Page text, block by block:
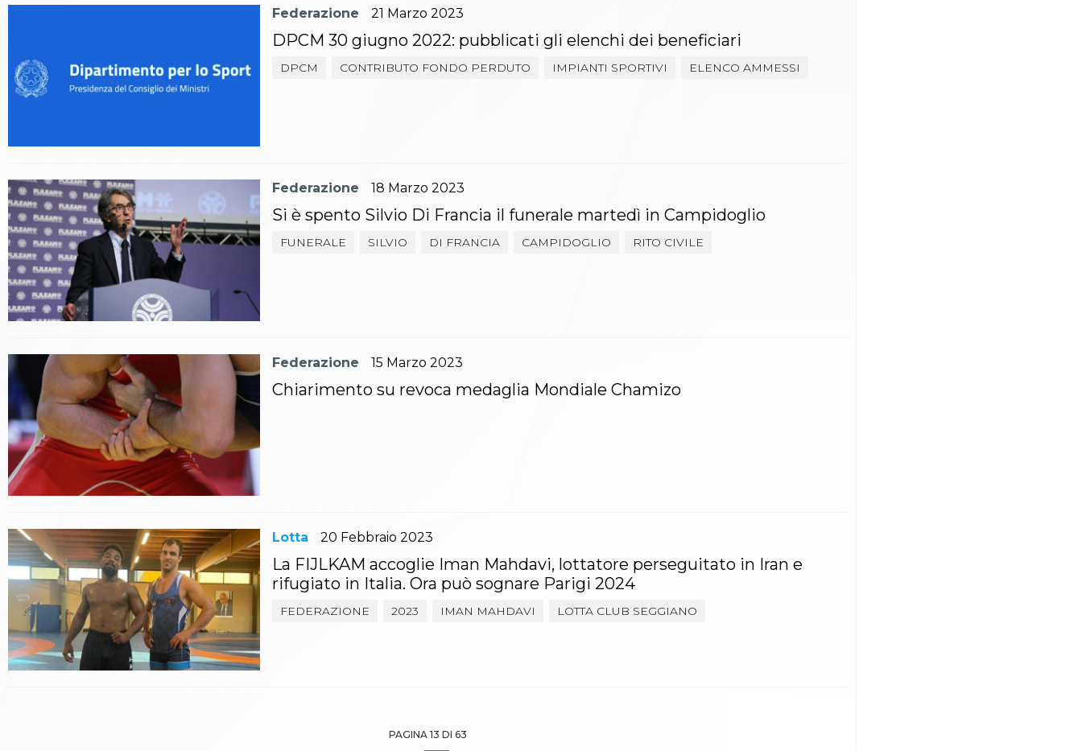
Albi Federali
Ju Jitsu
Sumo
Capoeira
Pancrazio/Pankration
Calendario Attività
Difesa Personale MGA
La disciplina
News
Merchandising
Mappa del sito
Cerca
Cookies Accept
Newsletter
Catalogo formativo
Webinar
Corsi Monotematici
Corsi di Specializzazione
Corsi FIJLKAM-FISDIR
Corsi Preparatore Fisico
Corso Direttore di Gara
Abilitazioni
Sportello Fiscale
News
Modulistica
FAQ
Quesiti fiscali
Sostenibilità
Federazione 21 Marzo 2023
DPCM 30 giugno 2022: pubblicati gli elenchi dei beneficiari
DPCM CONTRIBUTO FONDO PERDUTO IMPIANTI SPORTIVI ELENCO AMMESSI
Federazione 18 Marzo 2023
Si è spento Silvio Di Francia il funerale martedì in Campidoglio
FUNERALE SILVIO DI FRANCIA CAMPIDOGLIO RITO CIVILE
Federazione 15 Marzo 2023
Chiarimento su revoca medaglia Mondiale Chamizo
Lotta 20 Febbraio 2023
La FIJLKAM accoglie Iman Mahdavi, lottatore perseguitato in Iran e
rifugiato in Italia. Ora può sognare Parigi 2024
FEDERAZIONE 2023 IMAN MAHDAVI LOTTA CLUB SEGGIANO
PAGINA 13 DI 63